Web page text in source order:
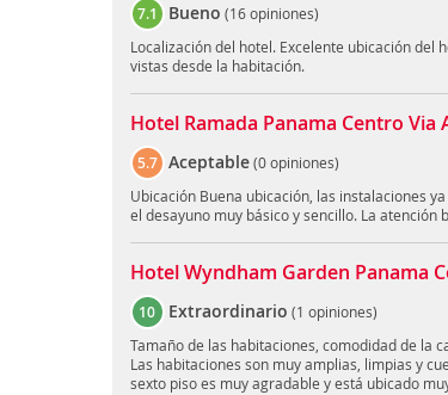
7.1 Bueno (16 opiniones)
Localización del hotel. Excelente ubicación del
vistas desde la habitación.
Hotel Ramada Panama Centro Via
5.7 Aceptable(0 opiniones)
Ubicación Buena ubicación, las instalaciones
el desayuno muy básico y sencillo. La atención
Hotel Wyndham Garden Panama
10 Extraordinario (1 opiniones)
Tamaño de las habitaciones, comodidad de la
Las habitaciones son muy amplias, limpias y
sexto piso es muy agradable y está ubicado